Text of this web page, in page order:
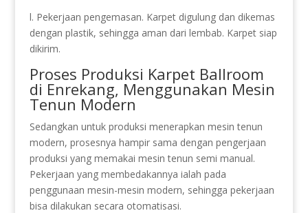
l. Pekerjaan pengemasan. Karpet digulung dan dikemas
dengan plastik, sehingga aman dari lembab. Karpet siap
dikirim.
Proses Produksi Karpet Ballroom
di Enrekang, Menggunakan Mesin
Tenun Modern
Sedangkan untuk produksi menerapkan mesin tenun
modern, prosesnya hampir sama dengan pengerjaan
produksi yang memakai mesin tenun semi manual.
Pekerjaan yang membedakannya ialah pada
penggunaan mesin-mesin modern, sehingga pekerjaan
bisa dilakukan secara otomatisasi.